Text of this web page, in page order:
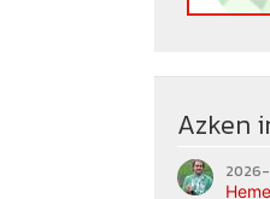
Azken